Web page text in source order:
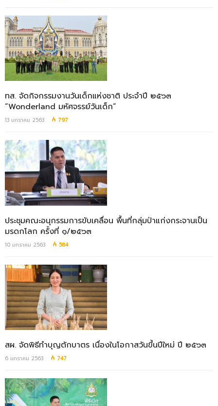
ทส. จัดกิจกรรมงานวันเด็กแห่งชาติ ประจำปี ๒๕๖๓
“Wonderland มหัศจรรย์วันเด็ก”
13 มกราคม 2563 797
ประชุมคณะอนุกรรมการขับเคลื่อน พื้นที่กลุ่มป่าแก่งกระจานเป็น
มรดกโลก ครั้งที่ ๑/๒๕๖๓
10 มกราคม 2563 584
สผ. จัดพิธีทำบุญตักบาตร เนื่องในโอกาสวันขึ้นปีใหม่ ปี ๒๕๖๓
6 มกราคม 2563 747